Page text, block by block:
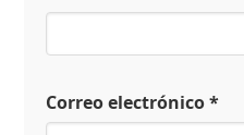
Correo electrónico*